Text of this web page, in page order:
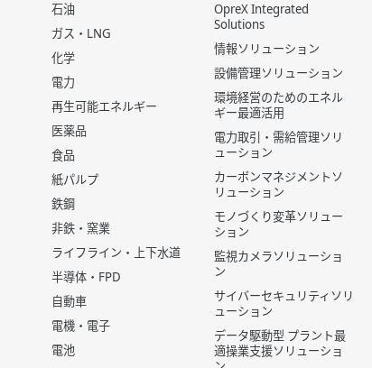
石油
ガス・LNG
化学
電力
再生可能エネルギー
医薬品
食品
紙パルプ
鉄鋼
非鉄・窯業
ライフライン・上下水道
半導体・FPD
自動車
電機・電子
電池
OpreX Integrated
Solutions
情報ソリューション
設備管理ソリューション
環境経営のためのエネル
ギー最適活用
電力取引・需給管理ソリ
ューション
カーボンマネジメントソ
リューション
モノづくり変革ソリュー
ション
監視カメラソリューショ
ン
サイバーセキュリティソリ
ューション
データ駆動型 プラント最
適操業支援ソリューショ